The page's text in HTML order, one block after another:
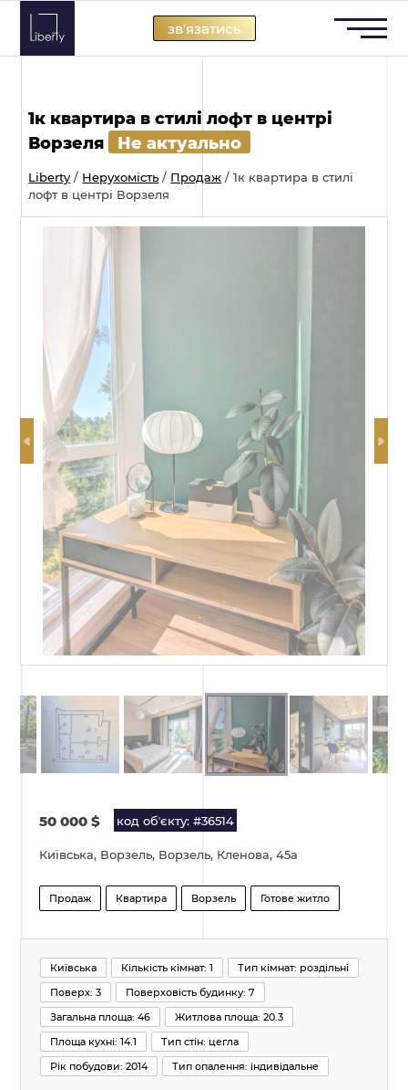
Skip
content
звʼязатись
1к квартира в стилі лофт в центрі
Ворзеля
Не актуально
Liberty / Нерухомість / Продаж /1к квартира в стилі
лофт в центрі Ворзеля
50 000 $ код обʼєкту: #36514
Київська, Ворзель, Ворзель, Кленова, 45а
Продаж Квартира Ворзель Готове житло
Київська Кількість кімнат: 1
Тип кімнат: роздільні
Поверх: 3
Поверховість будинку: 7
Загальна площа: 46
Житлова площа: 20.3
Площа кухні: 14.1
Тип стін: цегла
Рік побудови: 2014
Тип опалення: індивідальне